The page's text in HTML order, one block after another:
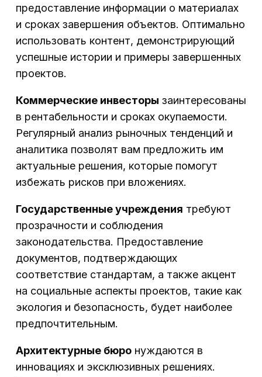
предоставление информации о материалах
и сроках завершения объектов. Оптимально
использовать контент, демонстрирующий
успешные истории и примеры завершенных
проектов.
Коммерческие инвесторы заинтересованы
в рентабельности и сроках окупаемости.
Регулярный анализ рыночных тенденций и
аналитика позволят вам предложить им
актуальные решения, которые помогут
избежать рисков при вложениях.
Государственные учреждения требуют
прозрачности и соблюдения
законодательства. Предоставление
документов, подтверждающих
соответствие стандартам, а также акцент
на социальные аспекты проектов, такие как
экология и безопасность, будет наиболее
предпочтительным.
Архитектурные бюро нуждаются в
инновациях и эксклюзивных решениях.